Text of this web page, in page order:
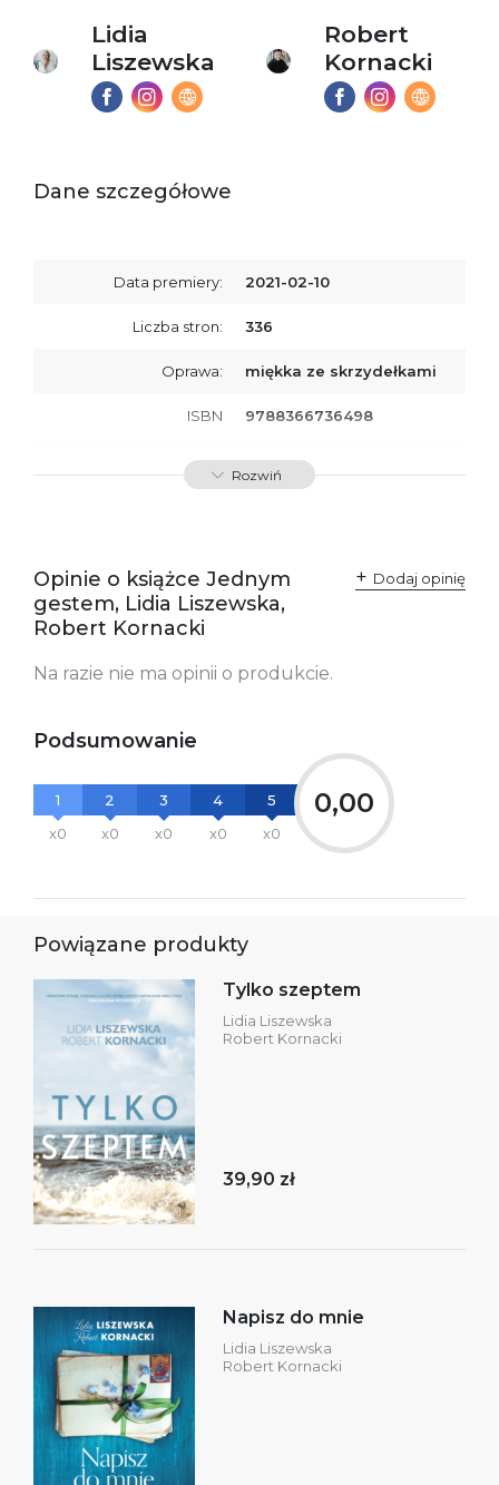
Lidia
Liszewska
Robert
Kornacki
Dane szczegółowe
Data premiery: 2021-02-10
Liczba stron: 336
Oprawa: miękka ze skrzydełkami
ISBN 9788366736498
SKU: K734454
Polska
kontakt@wydajenamsie.pl
+48 61 623 38 38
informacje dotyczące
Rozwiń
Opinie o książce Jednym
gestem, Lidia Liszewska,
Robert Kornacki
Dodaj opinię
Na razie nie ma opinii o produkcie.
Podsumowanie
1
x0
2
x0
3
x0
4
x0
5
x0
0,00
Powiązane produkty
Tylko szeptem
Lidia Liszewska
Robert Kornacki
39,90 zł
Napisz do mnie
Lidia Liszewska
Robert Kornacki